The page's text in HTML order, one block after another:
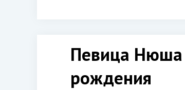
Певица Нюша
рождения